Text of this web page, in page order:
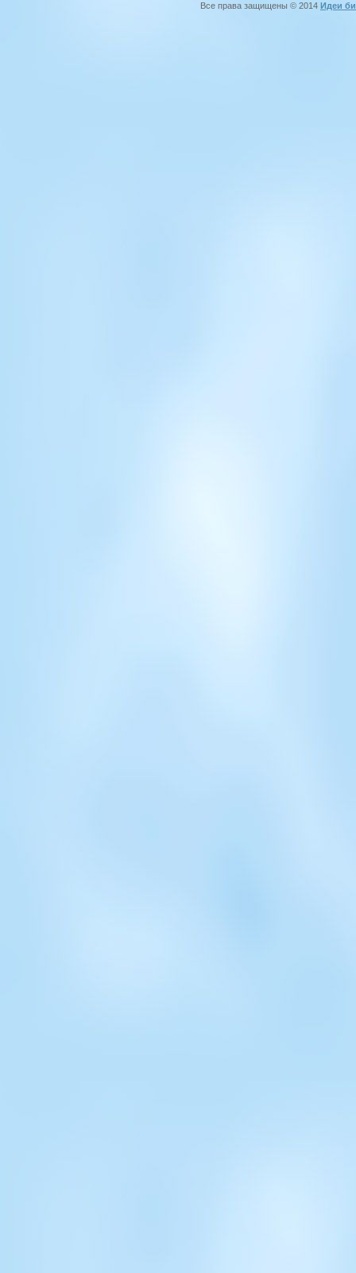
Все права защищены © 2014 Идеи